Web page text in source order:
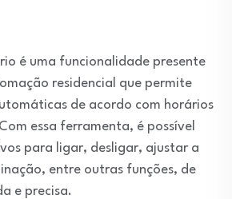
é uma funcionalidade presente
residencial que permite
de acordo com horários
essa ferramenta, é possível
para ligar, desligar, ajustar a
entre outras funções, de
e precisa.